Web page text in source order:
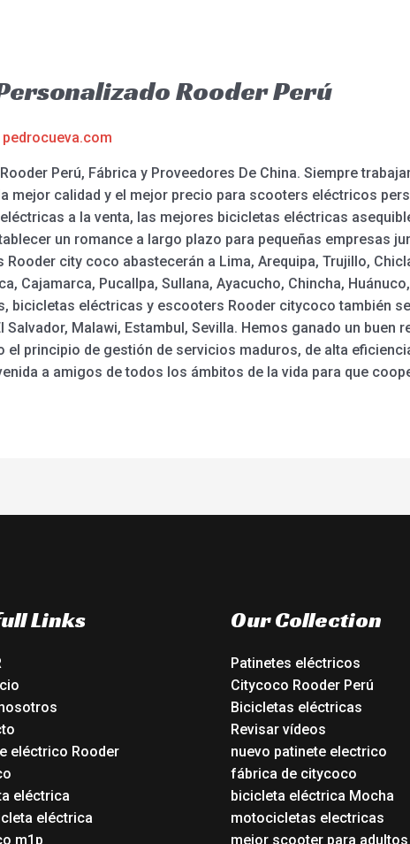
Rooder Perú
pedrocueva.com
Perú, Fábrica y Proveedores De China. Siempre
mejor calidad y el mejor precio para scooters eléctricos
a la venta, las mejores bicicletas eléctricas
un romance a largo plazo para pequeñas empresas
city coco abastecerán a Lima, Arequipa, Trujillo,
Cajamarca, Pucallpa, Sullana, Ayacucho, Chincha,
bicicletas eléctricas y escooters Rooder citycoco también
Salvador, Malawi, Estambul, Sevilla. Hemos ganado un buen
el principio de gestión de servicios maduros, de alta
a amigos de todos los ámbitos de la vida para que
Links
eléctrico Rooder
eléctrica
eléctrica
m1p
Our Collection
Patinetes eléctricos
Citycoco Rooder Perú
Bicicletas eléctricas
Revisar vídeos
nuevo patinete electrico
fábrica de citycoco
bicicleta eléctrica Mocha
motocicletas electricas
mejor scooter para adultos